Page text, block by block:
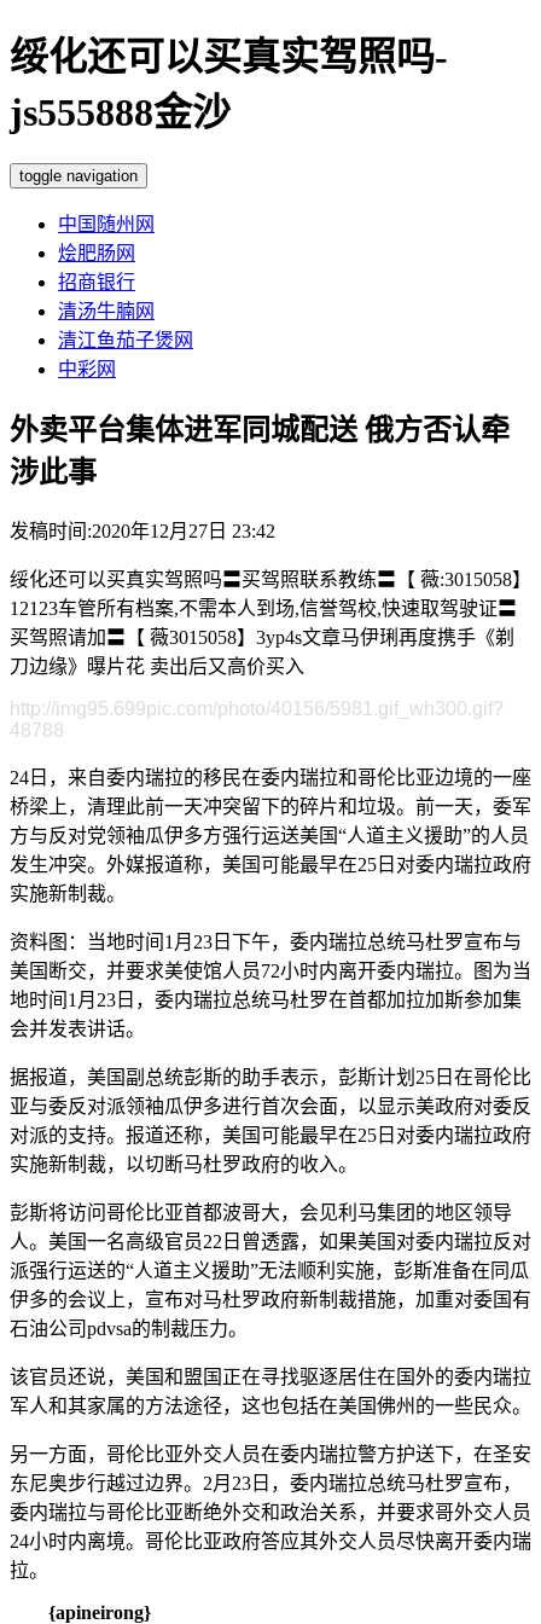
绥化还可以买真实驾照吗-
js555888金沙
toggle navigation
中国随州网
烩肥肠网
招商银行
清汤牛腩网
清江鱼茄子煲网
中彩网
外卖平台集体进军同城配送 俄方否认牵
涉此事
发稿时间:2020年12月27日 23:42
绥化还可以买真实驾照吗〓买驾照联系教练〓【 薇:3015058】
12123车管所有档案,不需本人到场,信誉驾校,快速取驾驶证〓
买驾照请加〓【 薇3015058】3yp4s文章马伊琍再度携手《剃
刀边缘》曝片花 卖出后又高价买入
http://img95.699pic.com/photo/40156/5981.gif_wh300.gif?
48788
24日，来自委内瑞拉的移民在委内瑞拉和哥伦比亚边境的一座
桥梁上，清理此前一天冲突留下的碎片和垃圾。前一天，委军
方与反对党领袖瓜伊多方强行运送美国“人道主义援助”的人员
发生冲突。外媒报道称，美国可能最早在25日对委内瑞拉政府
实施新制裁。
资料图：当地时间1月23日下午，委内瑞拉总统马杜罗宣布与
美国断交，并要求美使馆人员72小时内离开委内瑞拉。图为当
地时间1月23日，委内瑞拉总统马杜罗在首都加拉加斯参加集
会并发表讲话。
据报道，美国副总统彭斯的助手表示，彭斯计划25日在哥伦比
亚与委反对派领袖瓜伊多进行首次会面，以显示美政府对委反
对派的支持。报道还称，美国可能最早在25日对委内瑞拉政府
实施新制裁，以切断马杜罗政府的收入。
彭斯将访问哥伦比亚首都波哥大，会见利马集团的地区领导
人。美国一名高级官员22日曾透露，如果美国对委内瑞拉反对
派强行运送的“人道主义援助”无法顺利实施，彭斯准备在同瓜
伊多的会议上，宣布对马杜罗政府新制裁措施，加重对委国有
石油公司pdvsa的制裁压力。
该官员还说，美国和盟国正在寻找驱逐居住在国外的委内瑞拉
军人和其家属的方法途径，这也包括在美国佛州的一些民众。
另一方面，哥伦比亚外交人员在委内瑞拉警方护送下，在圣安
东尼奥步行越过边界。2月23日，委内瑞拉总统马杜罗宣布，
委内瑞拉与哥伦比亚断绝外交和政治关系，并要求哥外交人员
24小时内离境。哥伦比亚政府答应其外交人员尽快离开委内瑞
拉。
{apineirong}